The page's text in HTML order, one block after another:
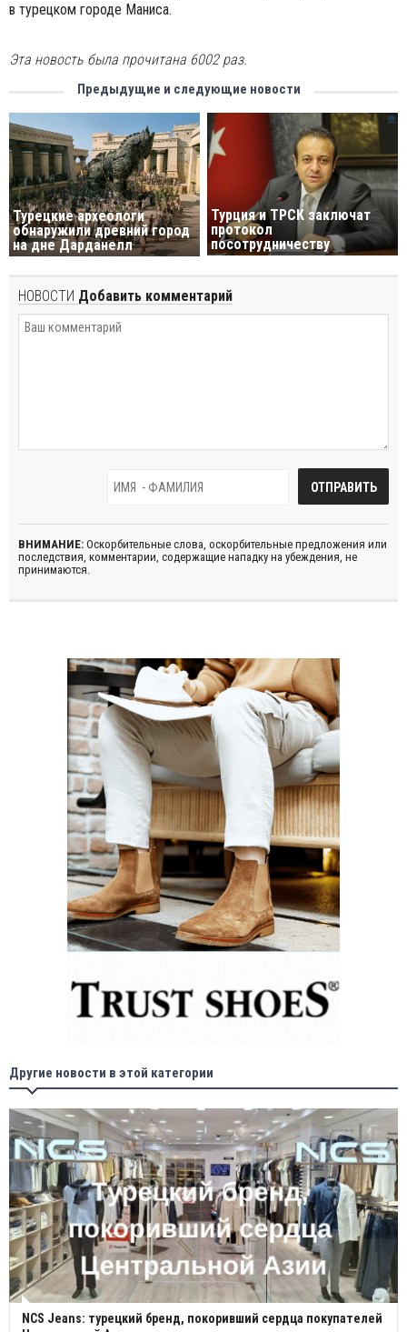
в турецком городе Маниса.
Эта новость была прочитана 6002 раз.
Предыдущие и следующие новости
Турецкие археологи
обнаружили древний город
на дне Дарданелл
Турция и ТРСК заключат
протокол
посотрудничеству
НОВОСТИ Добавить комментарий
ВНИМАНИЕ: Оскорбительные слова, оскорбительные предложения или
последствия, комментарии, содержащие нападку на убеждения, не
принимаются.
Другие новости в этой категории
NCS Jeans: турецкий бренд, покоривший сердца покупателей